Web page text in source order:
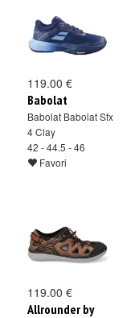
119.00 €
Babolat
Babolat Babolat Sfx
4 Clay
42 - 44.5 - 46
Favori
119.00 €
Allrounder by